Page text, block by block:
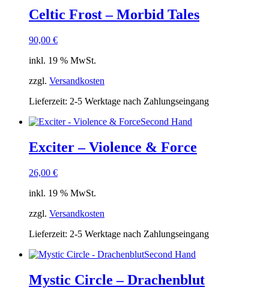
Celtic Frost – Morbid Tales
90,00 €
inkl. 19 % MwSt.
zzgl. Versandkosten
Lieferzeit: 2-5 Werktage nach Zahlungseingang
Second Hand
Exciter – Violence & Force
26,00 €
inkl. 19 % MwSt.
zzgl. Versandkosten
Lieferzeit: 2-5 Werktage nach Zahlungseingang
Second Hand
Mystic Circle – Drachenblut